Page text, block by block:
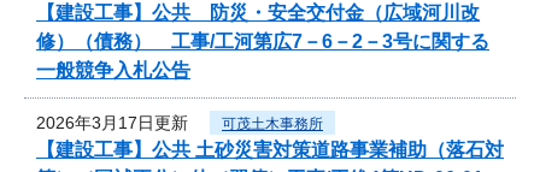
【建設工事】公共 防災・安全交付金（広域河川改
修）（債務） 工事/工河第広7－6－2－3号に関する
一般競争入札公告
2026年3月17日更新 可茂土木事務所
【建設工事】公共 土砂災害対策道路事業補助（落石対